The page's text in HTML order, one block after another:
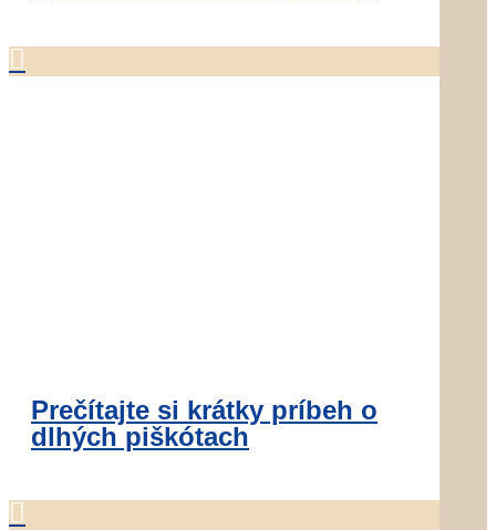

Prečítajte si krátky príbeh o
dlhých piškótach
